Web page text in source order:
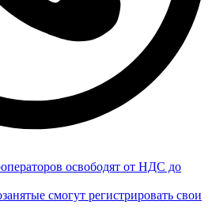
освободят от НДС до
смогут регистрировать свои